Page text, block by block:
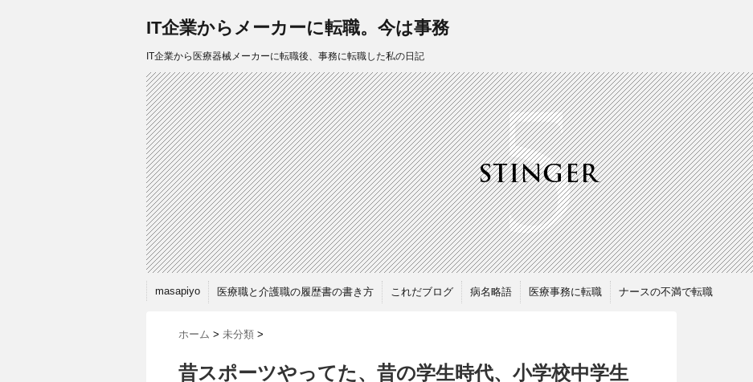
IT企業からメーカーに転職。今は事務
IT企業から医療器械メーカーに転職後、事務に転職した私の日記
masapiyo 医療職と介護職の履歴書の書き方 これだブログ 病名略語 医療事務に転職 ナースの不満で転職
ホーム > 未分類 >
昔スポーツやってた、昔の学生時代、小学校中学生